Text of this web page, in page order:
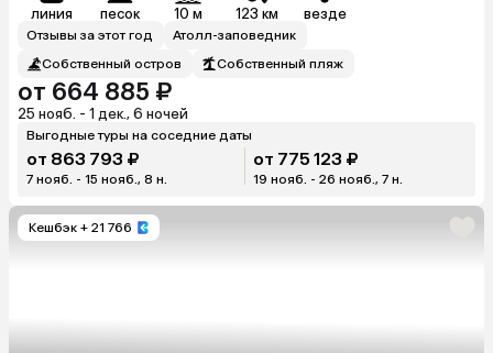
линия песок 10 м 123 км везде
Отзывы за этот год
Атолл-заповедник
Собственный остров
Собственный пляж
от 664 885 ₽
25 нояб. - 1 дек., 6 ночей
Выгодные туры на соседние даты
от 863 793 ₽
7 нояб. - 15 нояб., 8 н.
от 775 123 ₽
19 нояб. - 26 нояб., 7 н.
Кешбэк + 21 766